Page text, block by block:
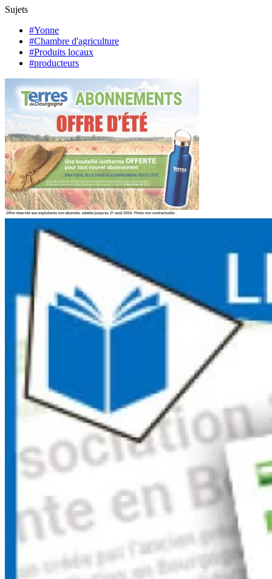
Sujets
#Yonne
#Chambre d'agriculture
#Produits locaux
#producteurs